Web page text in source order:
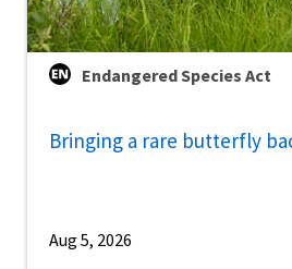
Endangered Species Act
Bringing a rare butterfly
Aug 5, 2026